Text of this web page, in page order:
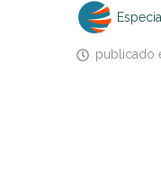
publicado